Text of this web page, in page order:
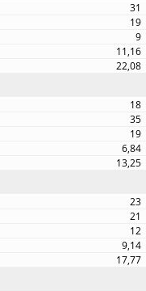
31
19
9
11,16
22,08
18
35
19
6,84
13,25
23
21
12
9,14
17,77